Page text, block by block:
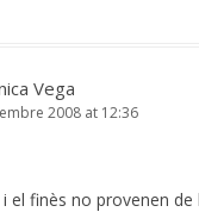
Vega
2008 at 12:36
i el finès no provenen